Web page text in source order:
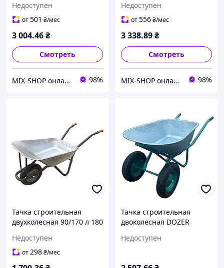
Недоступен
от501 ₴/мес
3 004.46₴
Смотреть
MIX-SHOP онлайн магазин 98%
колесами на
подшипниках 360 кг
Недоступен
от556₴/мес
3 338.89₴
Смотреть
MIX-SHOP онлайн магазин 98%
Тачка строительная
двухколесная 90/170 л 180
Недоступен
от298₴/мес
Тачка строительная
двоколесная DOZER
Недоступен